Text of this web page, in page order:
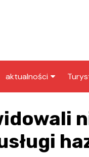
aktualności
infrastruktura
edukacja